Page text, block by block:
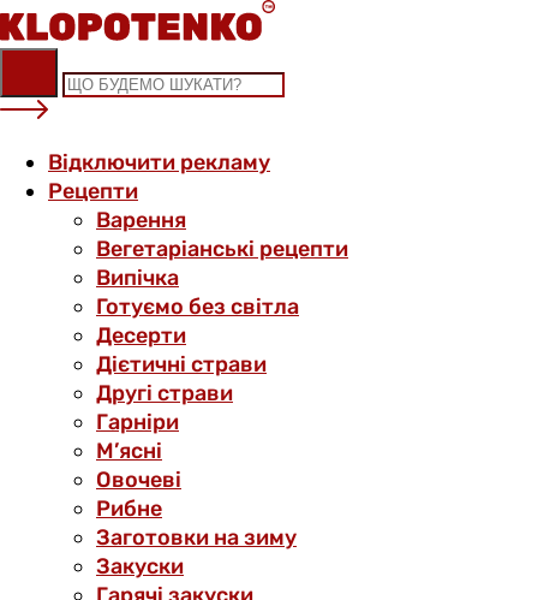
Skip
to
content
Відключити рекламу
Рецепти
Варення
Вегетаріанські рецепти
Випічка
Готуємо без світла
Десерти
Дієтичні страви
Другі страви
Гарніри
М’ясні
Овочеві
Рибне
Заготовки на зиму
Закуски